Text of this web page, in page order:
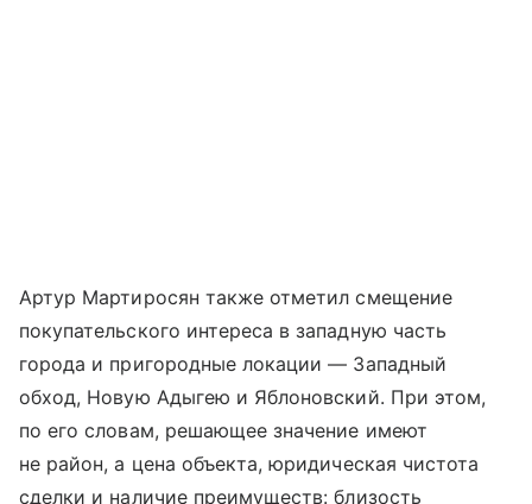
Артур Мартиросян также отметил смещение
покупательского интереса в западную часть
города и пригородные локации — Западный
обход, Новую Адыгею и Яблоновский. При этом,
по его словам, решающее значение имеют
не район, а цена объекта, юридическая чистота
сделки и наличие преимуществ: близость